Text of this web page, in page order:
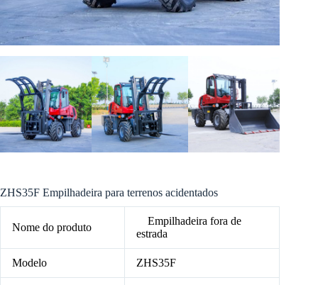
ZHS35F Empilhadeira para terrenos acidentados
Nome do produto
Empilhadeira fora de
estrada
Modelo ZHS35F